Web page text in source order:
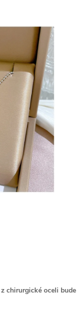
chirurgické oceli bude